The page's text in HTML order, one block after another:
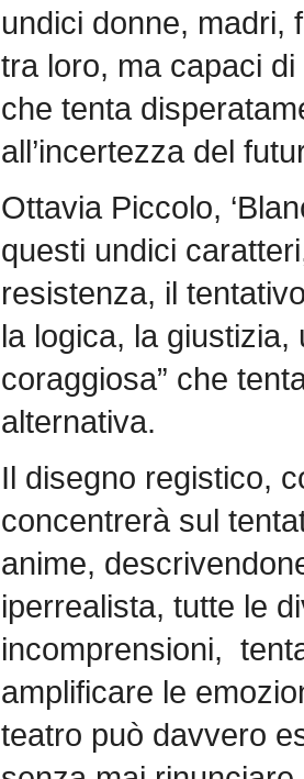
undici donne, madri,
tra loro, ma capaci
che tenta
all’incertezza del
Ottavia Piccolo,
questi undici
resistenza, il
la logica, la giustizia,
coraggiosa” che
alternativa.
Il disegno registico,
concentrerà sul
anime,
iperrealista, tutte le
incomprensioni,
amplificare le
teatro può davvero